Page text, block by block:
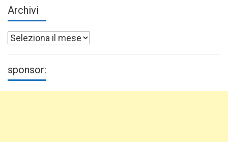
Archivi
Archivi
sponsor: